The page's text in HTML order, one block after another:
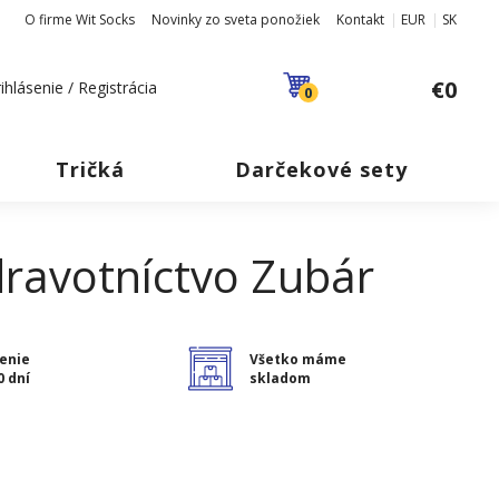
O firme Wit Socks Novinky zo sveta ponožiek Kontakt EUR SK
/ Registrácia 0 €0
Tričká Darčekové sety
Zubár
dní
Všetko máme
skladom